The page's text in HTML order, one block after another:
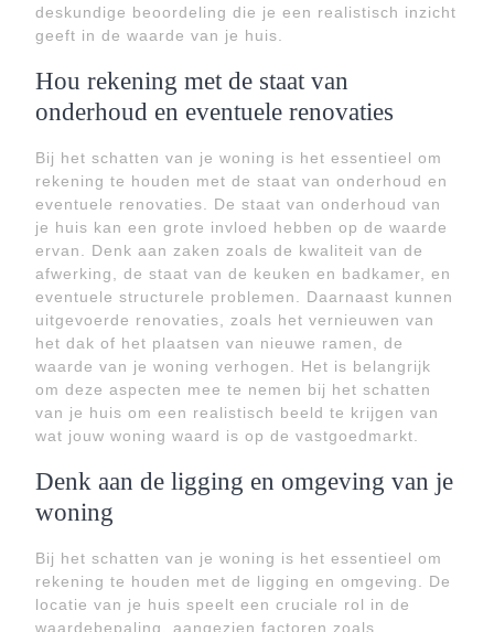
deskundige beoordeling die je een realistisch inzicht
geeft in de waarde van je huis.
Hou rekening met de staat van
onderhoud en eventuele renovaties
Bij het schatten van je woning is het essentieel om
rekening te houden met de staat van onderhoud en
eventuele renovaties. De staat van onderhoud van
je huis kan een grote invloed hebben op de waarde
ervan. Denk aan zaken zoals de kwaliteit van de
afwerking, de staat van de keuken en badkamer, en
eventuele structurele problemen. Daarnaast kunnen
uitgevoerde renovaties, zoals het vernieuwen van
het dak of het plaatsen van nieuwe ramen, de
waarde van je woning verhogen. Het is belangrijk
om deze aspecten mee te nemen bij het schatten
van je huis om een realistisch beeld te krijgen van
wat jouw woning waard is op de vastgoedmarkt.
Denk aan de ligging en omgeving van je
woning
Bij het schatten van je woning is het essentieel om
rekening te houden met de ligging en omgeving. De
locatie van je huis speelt een cruciale rol in de
waardebepaling, aangezien factoren zoals